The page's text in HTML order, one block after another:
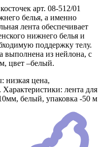
арт. 08-512/01
белья, а именно
лента обеспечивает
нижнего белья и
поддержку телу.
выполнена из нейлона, с
цвет –белый.
низкая цена,
Характеристики: лента для
белый, упаковка -50 м